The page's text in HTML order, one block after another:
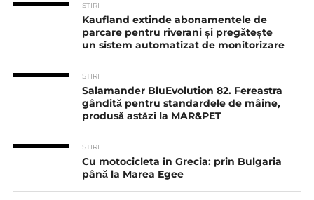
STIRI
Kaufland extinde abonamentele de
parcare pentru riverani și pregătește
un sistem automatizat de monitorizare
STIRI
Salamander BluEvolution 82. Fereastra
gândită pentru standardele de mâine,
produsă astăzi la MAR&PET
STIRI
Cu motocicleta în Grecia: prin Bulgaria
până la Marea Egee